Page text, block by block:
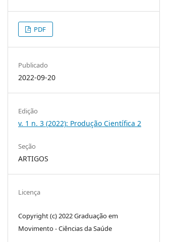
PDF
Publicado
2022-09-20
Edição
v. 1 n. 3 (2022): Produção Científica 2
Seção
ARTIGOS
Licença
Copyright (c) 2022 Graduação em
Movimento - Ciências da Saúde